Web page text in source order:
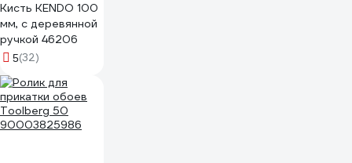
Кисть KENDO 100
мм, с деревянной
ручкой 46206
5(32)